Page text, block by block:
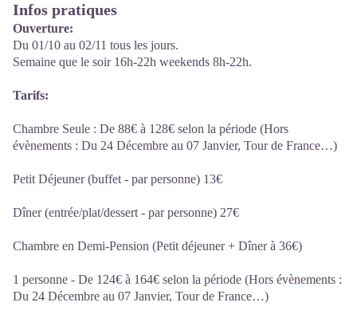
Infos pratiques
Ouverture:
Du 01/10 au 02/11 tous les jours.
Semaine que le soir 16h-22h weekends 8h-22h.
Tarifs:
Chambre Seule : De 88€ à 128€ selon la période (Hors
évènements : Du 24 Décembre au 07 Janvier, Tour de France…)
Petit Déjeuner (buffet - par personne) 13€
Dîner (entrée/plat/dessert - par personne) 27€
Chambre en Demi-Pension (Petit déjeuner + Dîner à 36€)
1 personne - De 124€ à 164€ selon la période (Hors évènements :
Du 24 Décembre au 07 Janvier, Tour de France…)